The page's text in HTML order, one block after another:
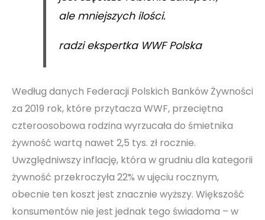
ale mniejszych ilości.
radzi ekspertka WWF Polska
Według danych Federacji Polskich Banków Żywności
za 2019 rok, które przytacza WWF, przeciętna
czteroosobowa rodzina wyrzucała do śmietnika
żywność wartą nawet 2,5 tys. zł rocznie.
Uwzględniwszy inflację, która w grudniu dla kategorii
żywność przekroczyła 22% w ujęciu rocznym,
obecnie ten koszt jest znacznie wyższy. Większość
konsumentów nie jest jednak tego świadoma – w